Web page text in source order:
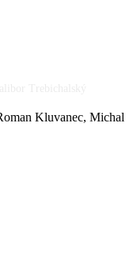
Kluvanec, Michal